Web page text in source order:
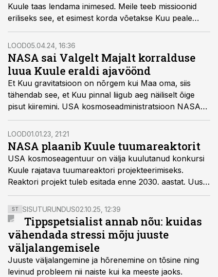
Kuule taas lendama inimesed. Meile teeb missioonid
eriliseks see, et esimest korda võetakse Kuu peale
kaasa kaks läbi ja lõhki eestimaist kaamerat, mis
hakkavad olema ühele robotkäele silmade eest.
LOOD05.04.24, 16:36
NASA sai Valgelt Majalt korralduse
luua Kuule eraldi ajavöönd
Et Kuu gravitatsioon on nõrgem kui Maa oma, siis
tähendab see, et Kuu pinnal liigub aeg näiliselt õige
pisut kiiremini. USA kosmoseadministratsioon NASA
on seetõttu saanud Valgelt Majalt korralduse 2026.
aastaks luua Kuule omaenda ajavöönd, et seal
tulevikus töötavad tehnoloogilised seadmed toimiksid
Maa ajaga täielikus sünkroonis.
LOOD01.01.23, 21:21
NASA plaanib Kuule tuumareaktorit
USA kosmoseagentuur on välja kuulutanud konkursi
Kuule rajatava tuumareaktori projekteerimiseks.
Reaktori projekt tuleb esitada enne 2030. aastat. Uus
energiaallikas aitab kaasa tuleviku kosmosereisidele ja
-elule.
ST SISUTURUNDUS02.10.25, 12:39
Tippspetsialist annab nõu: kuidas
vähendada stressi mõju juuste
väljalangemisele
Juuste väljalangemine ja hõrenemine on tõsine ning
levinud probleem nii naiste kui ka meeste jaoks.